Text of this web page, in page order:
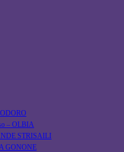
– OLBIA
STRISAILI
GONONE